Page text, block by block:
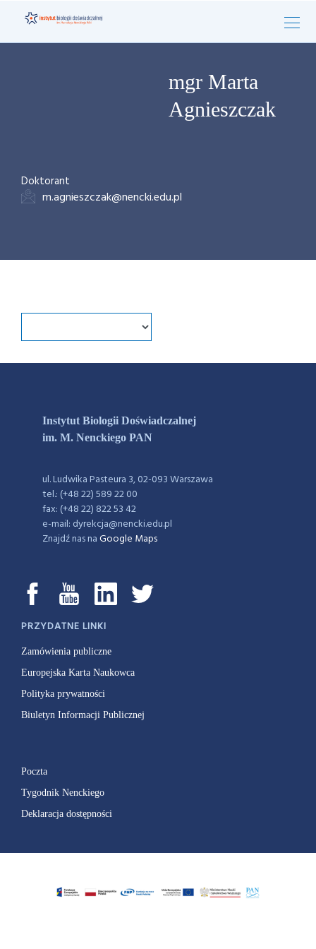
mgr Marta
Agnieszczak
Doktorant
m.agnieszczak@nencki.edu.pl
Instytut Biologii Doświadczalnej
im. M. Nenckiego PAN
ul. Ludwika Pasteura 3, 02-093 Warszawa
tel.: (+48 22) 589 22 00
fax: (+48 22) 822 53 42
e-mail: dyrekcja@nencki.edu.pl
Znajdź nas naGoogle Maps
PRZYDATNE LINKI
Zamówienia publiczne
Europejska Karta Naukowca
Polityka prywatności
Biuletyn Informacji Publicznej
Poczta
Tygodnik Nenckiego
Deklaracja dostępności